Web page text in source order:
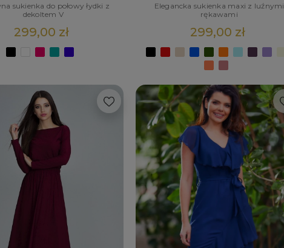
sukienka do połowy łydki z
dekoltem V
299,00 zł
Elegancka sukienka maxi z luźnymi
rękawami
299,00 zł